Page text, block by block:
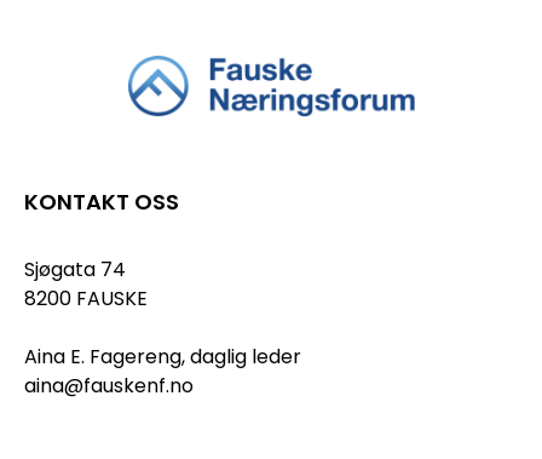
KONTAKT OSS
Sjøgata 74
8200 FAUSKE
Aina E. Fagereng, daglig leder
aina@fauskenf.no